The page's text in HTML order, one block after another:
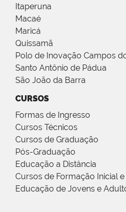
Itaperuna
Macaé
Maricá
Quissamã
Polo de Inovação Campos
Santo Antônio de Pádua
São João da Barra
CURSOS
Formas de Ingresso
Cursos Técnicos
Cursos de Graduação
Pós-Graduação
Educação a Distância
Cursos de Formação Inicial
Educação de Jovens e